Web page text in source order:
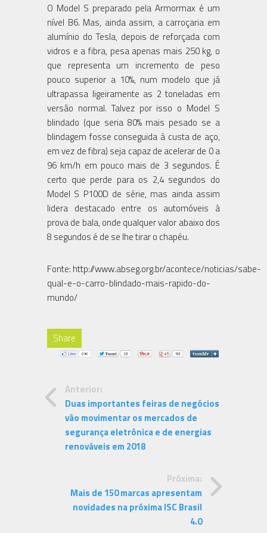
O Model S preparado pela Armormax é um
nível B6. Mas, ainda assim, a carroçaria em
alumínio do Tesla, depois de reforçada com
vidros e a fibra, pesa apenas mais 250 kg, o
que representa um incremento de peso
pouco superior a 10%, num modelo que já
ultrapassa ligeiramente as 2 toneladas em
versão normal. Talvez por isso o Model S
blindado (que seria 80% mais pesado se a
blindagem fosse conseguida à custa de aço,
em vez de fibra) seja capaz de acelerar de 0 a
96 km/h em pouco mais de 3 segundos. É
certo que perde para os 2,4 segundos do
Model S P100D de série, mas ainda assim
lidera destacado entre os automóveis à
prova de bala, onde qualquer valor abaixo dos
8 segundos é de se lhe tirar o chapéu.
Fonte: http://www.abseg.org.br/acontece/noticias/sabe-
qual-e-o-carro-blindado-mais-rapido-do-
mundo/
Share
Anterior:
Duas importantes feiras de negócios
vão movimentar os mercados de
segurança eletrônica e de energias
renováveis em 2018
Próxima:
Mais de 150 marcas apresentam
novidades na próxima ISC Brasil
4.0